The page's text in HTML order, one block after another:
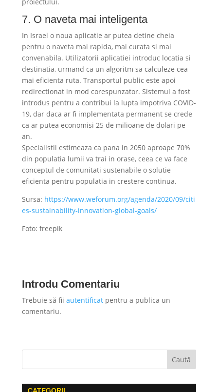
7. O naveta mai inteligenta
In Israel o noua aplicatie ar putea detine cheia
pentru o naveta mai rapida, mai curata si mai
convenabila. Utilizatorii aplicatiei introduc locatia si
destinatia, urmand ca un algoritm sa calculeze cea
mai eficienta ruta. Transportul public este apoi
redirectionat in mod corespunzator. Sistemul a fost
introdus pentru a contribui la lupta impotriva COVID-
19, dar daca ar fi implementata permanent se crede
ca ar putea economisi 25 de milioane de dolari pe
an.
Specialistii estimeaza ca pana in 2050 aproape 70%
din populatia lumii va trai in orase, ceea ce va face
conceptul de comunitati sustenabile o solutie
eficienta pentru populatia in crestere continua.
Sursa: https://www.weforum.org/agenda/2020/09/citi
es-sustainability-innovation-global-goals/
Foto: freepik
Introdu Comentariu
Trebuie să fii autentificatpentru a publica un
comentariu.